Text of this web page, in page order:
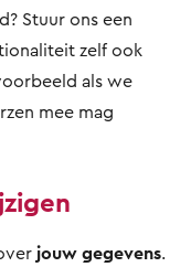
Stuur ons een
zelf ook
als we
mee mag
jouw gegevens.